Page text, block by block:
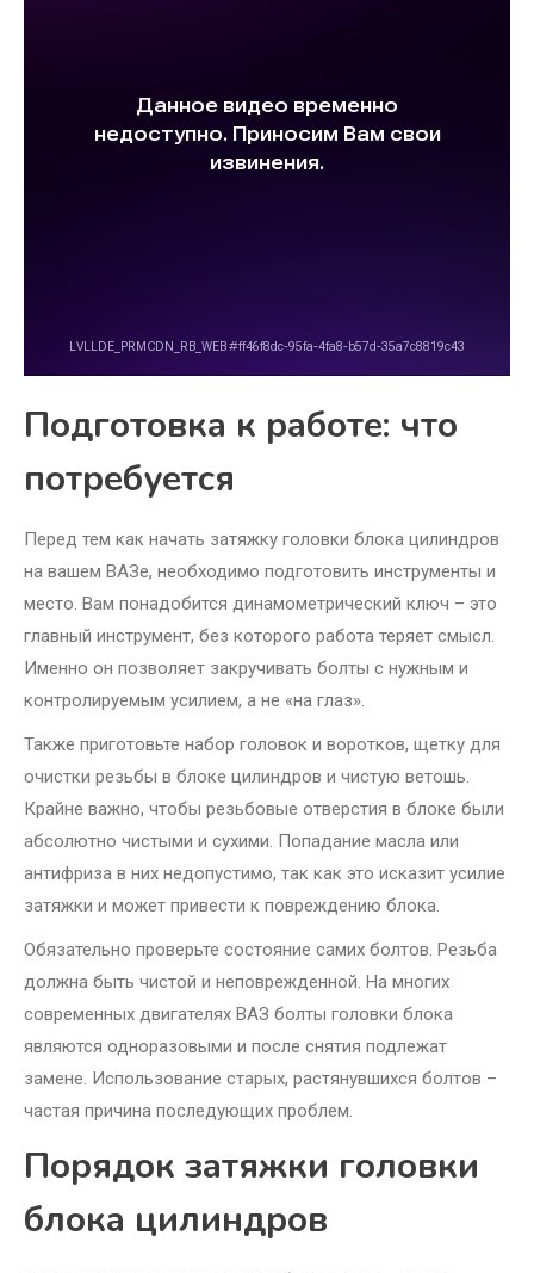
Подготовка к работе: что
потребуется
Перед тем как начать затяжку головки блока цилиндров
на вашем ВАЗе, необходимо подготовить инструменты и
место. Вам понадобится динамометрический ключ – это
главный инструмент, без которого работа теряет смысл.
Именно он позволяет закручивать болты с нужным и
контролируемым усилием, а не «на глаз».
Также приготовьте набор головок и воротков, щетку для
очистки резьбы в блоке цилиндров и чистую ветошь.
Крайне важно, чтобы резьбовые отверстия в блоке были
абсолютно чистыми и сухими. Попадание масла или
антифриза в них недопустимо, так как это исказит усилие
затяжки и может привести к повреждению блока.
Обязательно проверьте состояние самих болтов. Резьба
должна быть чистой и неповрежденной. На многих
современных двигателях ВАЗ болты головки блока
являются одноразовыми и после снятия подлежат
замене. Использование старых, растянувшихся болтов –
частая причина последующих проблем.
Порядок затяжки головки
блока цилиндров